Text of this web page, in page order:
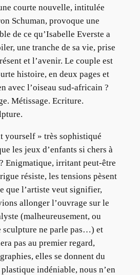
courte nouvelle, intitulée
Schuman, provoque une
de ce qu’Isabelle Everste a
une tranche de sa vie, prise
et l’avenir. Le couple est
histoire, en deux pages et
avec l’oiseau sud-africain ?
Métissage. Ecriture.
yourself » très sophistiqué
les jeux d’enfants si chers à
Enigmatique, irritant peut-être
résiste, les tensions pèsent
que l’artiste veut signifier,
allonger l’ouvrage sur le
(malheureusement, ou
sculpture ne parle pas…) et
pas au premier regard,
elles se donnent du
indéniable, nous n’en